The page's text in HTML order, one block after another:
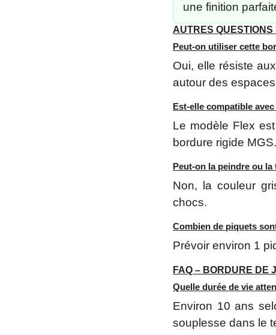
une finition
AUTRES
Peut-on utiliser cette
Oui, elle résiste
autour des
Est-elle compatible
Le modèle Flex
bordure rigide MGS.
Peut-on la peindre ou la
Non, la couleur
chocs.
Combien de piquets
Prévoir environ 1
FAQ – BORDURE DE
Quelle durée de vie
Environ 10 ans
souplesse dans le